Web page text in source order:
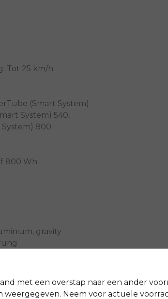
Tot 25 km/h
(Smart System)
System) 540,
800
800 Wh
gravity
met een overstap naar een ander
weergegeven. Neem voor actuele